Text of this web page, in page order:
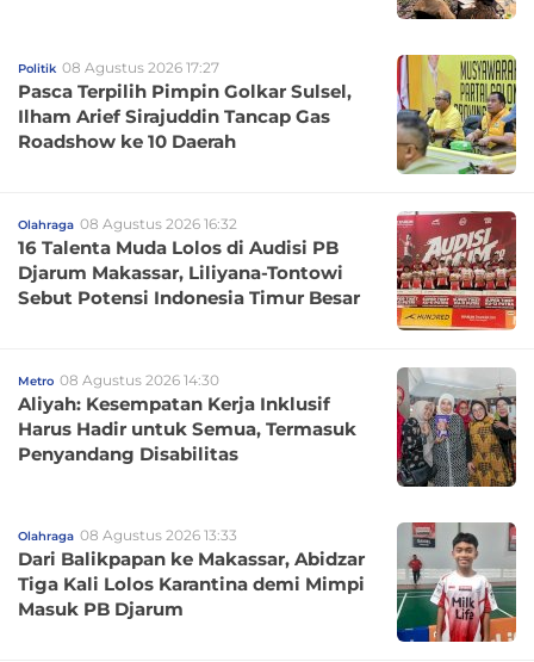
Politik 08 Agustus 2026 17:27
Pasca Terpilih Pimpin Golkar Sulsel,
Ilham Arief Sirajuddin Tancap Gas
Roadshow ke 10 Daerah
Olahraga 08 Agustus 2026 16:32
16 Talenta Muda Lolos di Audisi PB
Djarum Makassar, Liliyana-Tontowi
Sebut Potensi Indonesia Timur Besar
Metro 08 Agustus 2026 14:30
Aliyah: Kesempatan Kerja Inklusif
Harus Hadir untuk Semua, Termasuk
Penyandang Disabilitas
Olahraga 08 Agustus 2026 13:33
Dari Balikpapan ke Makassar, Abidzar
Tiga Kali Lolos Karantina demi Mimpi
Masuk PB Djarum